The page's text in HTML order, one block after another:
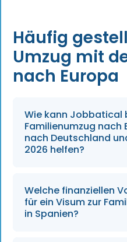
Häufig
Umzug mit
nach Europa
Wie kann Jobbatical
Familienumzug nach
nach Deutschland
2026 helfen?
Jobbatical bietet
Deutschland und
umfassende
Welche finanziellen
für ein Visum zur
in Spanien?